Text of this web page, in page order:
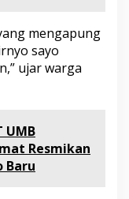
mengapung
sayo
ujar warga
UMB
Resmikan
Baru